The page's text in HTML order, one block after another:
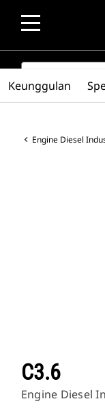
SEARCH
Engine Diesel
C3.6
Engine Diesel
Keunggulan